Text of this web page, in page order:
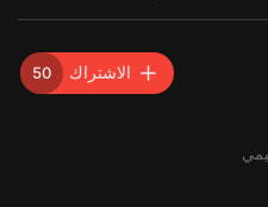
الاشتراك 50